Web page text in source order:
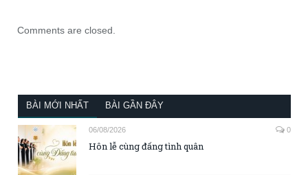
Comments are closed.
BÀI MỚI NHẤT BÀI GẦN ĐÂY
06/08/2026 0
Hôn lễ cùng đấng tình quân